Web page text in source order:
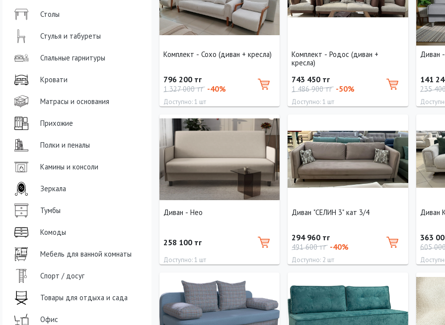
Столы
Стулья и табуреты
Спальные гарнитуры
Кровати
Матрасы и основания
Прихожие
Полки и пеналы
Камины и консоли
Зеркала
Тумбы
Комоды
Мебель для ванной комнаты
Спорт / досуг
Товары для отдыха и сада
Офис
Комплект - Сохо (диван + кресла)
796 200 тг
1 327 000 тг -40%
Доступно: 1 шт
Комплект - Родос (диван +
кресла)
743 450 тг
1 486 900 тг -50%
Доступно: 1 шт
250 см
Диван
141
235
240 см
Диван - Нео
258 100 тг
Доступно: 1 шт
Длина
200 см
Ширина
110 см
Высота
90 см
Диван "СЕЛИН 3" кат 3/4
294 960 тг
491 600 тг -40%
Доступно: 2 шт
Диван
363
605
Длина
240 см